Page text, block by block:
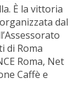
È la vittoria
dal
di Roma
Roma, Net
Caffè e